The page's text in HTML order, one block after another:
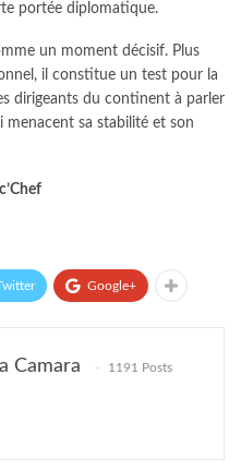
portée diplomatique.
un moment décisif. Plus
il constitue un test pour la
dirigeants du continent à parler
menacent sa stabilité et son
Google+
Camara 1191 Posts